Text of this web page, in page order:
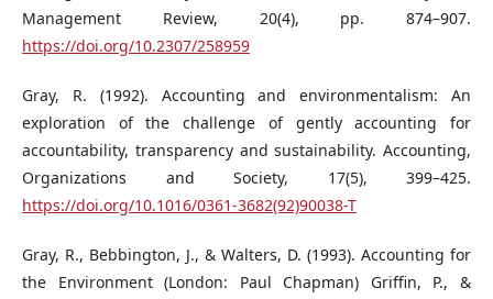
Management Review, 20(4), pp. 874–907.
https://doi.org/10.2307/258959
Gray, R. (1992). Accounting and environmentalism: An
exploration of the challenge of gently accounting for
accountability, transparency and sustainability. Accounting,
Organizations and Society, 17(5), 399–425.
https://doi.org/10.1016/0361-3682(92)90038-T
Gray, R., Bebbington, J., & Walters, D. (1993). Accounting for
the Environment (London: Paul Chapman) Griffin, P., &